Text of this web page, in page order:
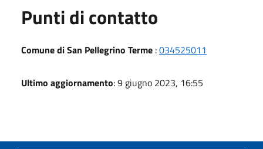
Punti di contatto
Comune di San Pellegrino Terme :034525011
Ultimo aggiornamento: 9 giugno 2023, 16:55